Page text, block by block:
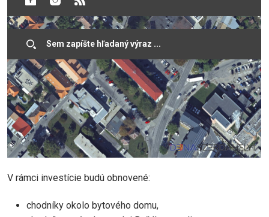
V rámci investície budú obnovené:
chodníky okolo bytového domu,